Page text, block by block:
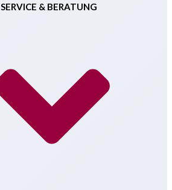
SERVICE & BERATUNG